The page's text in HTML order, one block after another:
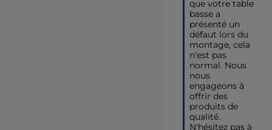
que votre table
basse a
présenté un
défaut lors du
montage, cela
n'est pas
normal. Nous
nous
engageons à
offrir des
produits de
qualité.
N'hésitez pas à